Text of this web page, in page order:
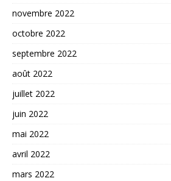
novembre 2022
octobre 2022
septembre 2022
août 2022
juillet 2022
juin 2022
mai 2022
avril 2022
mars 2022